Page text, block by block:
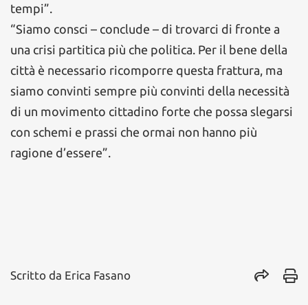
tempi”.
“Siamo consci – conclude – di trovarci di fronte a
una crisi partitica più che politica. Per il bene della
città è necessario ricomporre questa frattura, ma
siamo convinti sempre più convinti della necessità
di un movimento cittadino forte che possa slegarsi
con schemi e prassi che ormai non hanno più
ragione d’essere”.
Scritto da Erica Fasano